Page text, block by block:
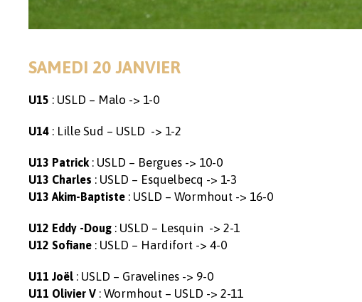
SAMEDI 20 JANVIER
U15 : USLD – Malo -> 1-0
U14 : Lille Sud – USLD -> 1-2
U13 Patrick : USLD – Bergues -> 10-0
U13 Charles : USLD – Esquelbecq -> 1-3
U13 Akim-Baptiste : USLD – Wormhout -> 16-0
U12 Eddy -Doug : USLD – Lesquin -> 2-1
U12 Sofiane : USLD – Hardifort -> 4-0
U11 Joël : USLD – Gravelines -> 9-0
U11 Olivier V : Wormhout – USLD -> 2-11